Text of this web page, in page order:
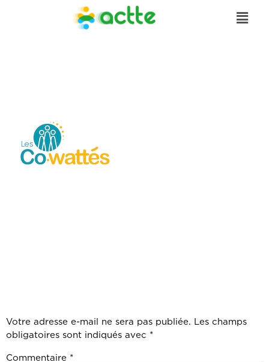
Votre adresse e-mail ne sera pas publiée. Les champs
obligatoires sont indiqués avec *
Commentaire *